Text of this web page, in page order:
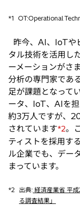
*1 OT:Operational
昨今、AI、IoTや
タル技術を活用し
ーメーションがさ
分析の専門家であ
足が課題となって
ータ、IoT、AIを
約3万人ですが、
されています*2。
ティストを採用す
ル企業でも、デー
まっています。
*2 出典: 経済産業省 平
る調査結果」